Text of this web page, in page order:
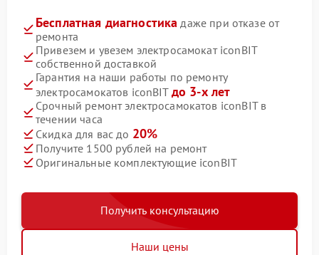
Бесплатная диагностика даже при отказе от
ремонта
Привезем и увезем электросамокат iconBIT
собственной доставкой
Гарантия на наши работы по ремонту
электросамокатов iconBIT до 3-х лет
Срочный ремонт электросамокатов iconBIT в
течении часа
Скидка для вас до 20%
Получите 1500 рублей на ремонт
Оригинальные комплектующие iconBIT
Получить консультацию
Наши цены